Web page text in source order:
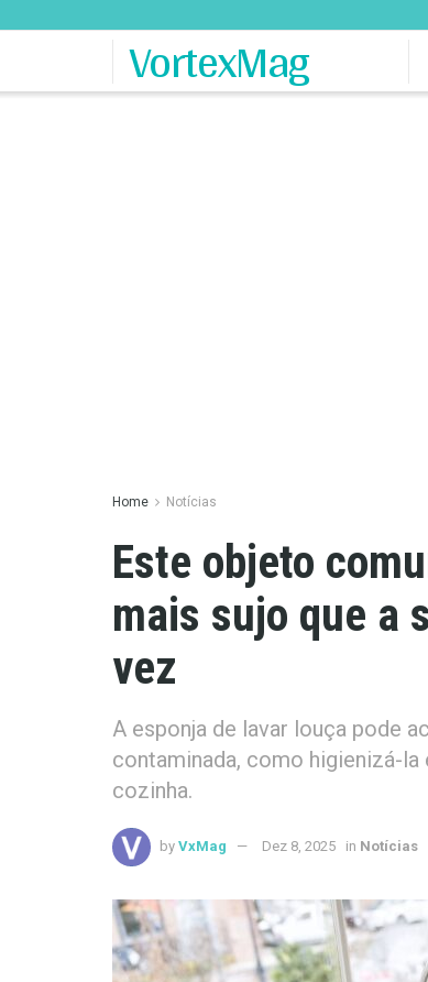
VortexMag
Home Notícias
Este objeto
mais sujo que a
vez
A esponja de lavar louça pode
contaminada, como higienizá-la
cozinha.
by VxMag Dez 8, 2025 in Notícias